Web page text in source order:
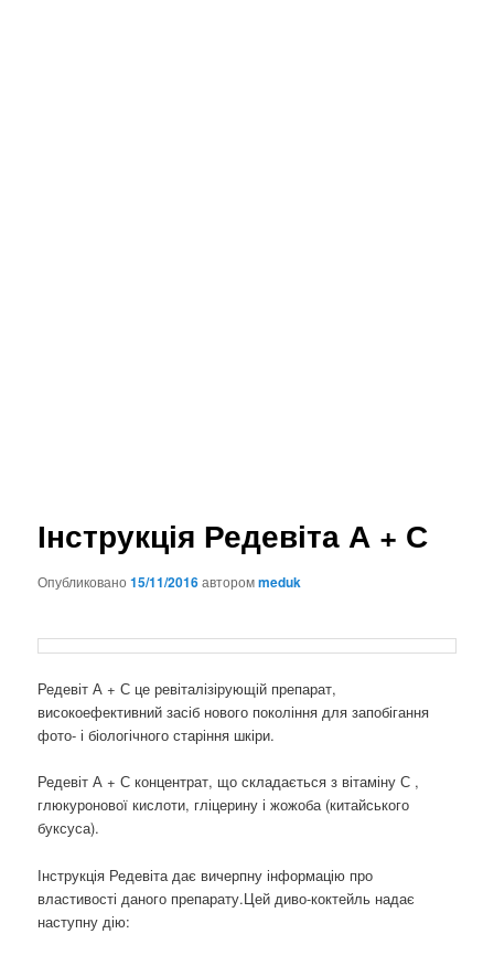
Інструкція Редевіта А + С
Опубликовано15/11/2016авторомmeduk
Редевіт А + С це ревіталізірующій препарат,
високоефективний засіб нового покоління для запобігання
фото- і біологічного старіння шкіри.
Редевіт А + С концентрат, що складається з вітаміну С ,
глюкуронової кислоти, гліцерину і жожоба (китайського
буксуса).
Інструкція Редевіта дає вичерпну інформацію про
властивості даного препарату.Цей диво-коктейль надає
наступну дію: